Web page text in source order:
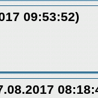
09:53:52)